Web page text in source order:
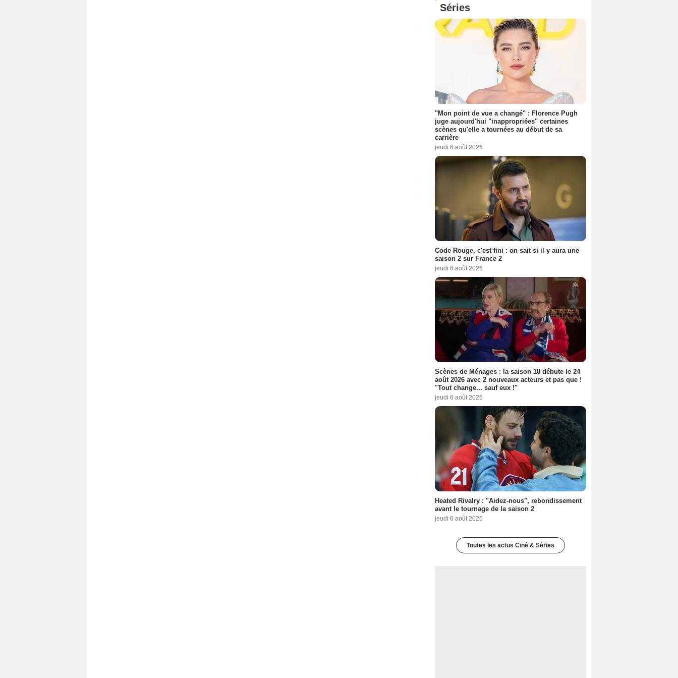
Séries
"Mon point de vue a changé" : Florence Pugh
juge aujourd'hui "inappropriées" certaines
scènes qu'elle a tournées au début de sa
carrière
jeudi 6 août 2026
Code Rouge, c'est fini : on sait si il y aura une
saison 2 sur France 2
jeudi 6 août 2026
Scènes de Ménages : la saison 18 débute le 24
août 2026 avec 2 nouveaux acteurs et pas que !
"Tout change... sauf eux !"
jeudi 6 août 2026
Heated Rivalry : "Aidez-nous", rebondissement
avant le tournage de la saison 2
jeudi 6 août 2026
Toutes les actus Ciné & Séries